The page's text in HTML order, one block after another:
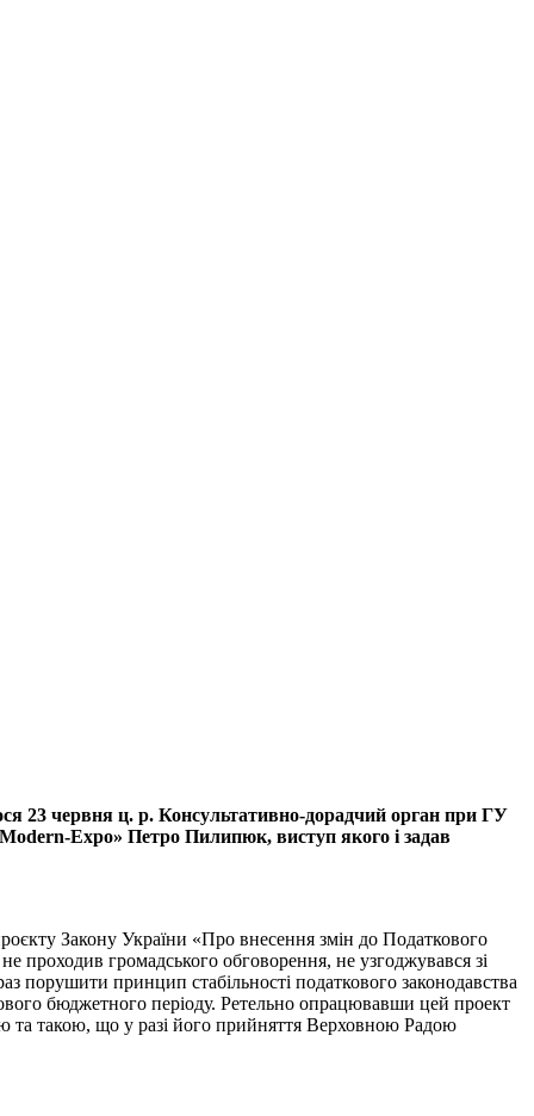
23 червня ц. р. Консультативно-дорадчий орган при ГУ
Eхpo» Петро Пилипюк, виступ якого і задав
Закону України «Про внесення змін до Податкового
проходив громадського обговорення, не узгоджувався зі
порушити принцип стабільності податкового законодавства
бюджетного періоду. Ретельно опрацювавши цей проект
та такою, що у разі його прийняття Верховною Радою